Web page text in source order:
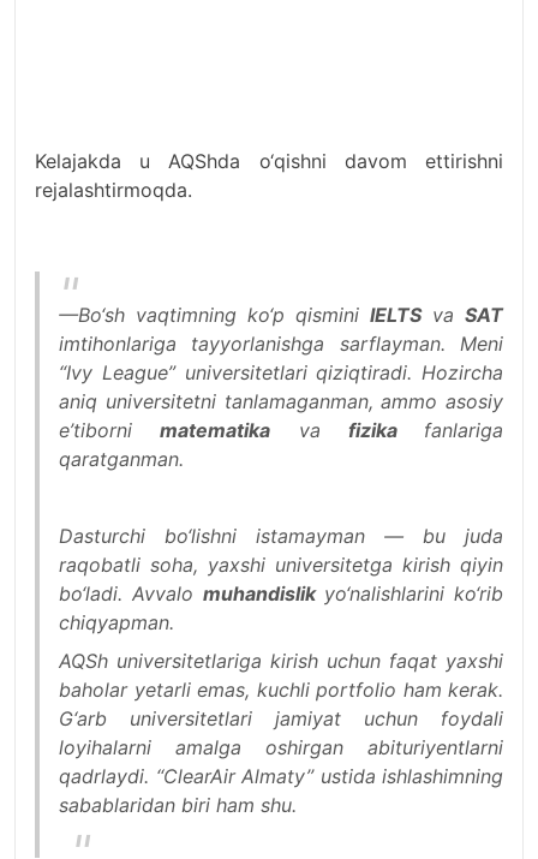
Kelajakda u AQShda o‘qishni davom ettirishni
rejalashtirmoqda.
—Bo‘sh vaqtimning ko‘p qismini IELTSva SAT
imtihonlariga tayyorlanishga sarflayman. Meni
“Ivy League” universitetlari qiziqtiradi. Hozircha
aniq universitetni tanlamaganman, ammo asosiy
e’tibornimatematika va fizika fanlariga
qaratganman.
Dasturchi bo‘lishni istamayman — bu juda
raqobatli soha, yaxshi universitetga kirish qiyin
bo‘ladi. Avvalo muhandislikyo‘nalishlarini ko‘rib
chiqyapman.
AQSh universitetlariga kirish uchun faqat yaxshi
baholar yetarli emas, kuchli portfolio ham kerak.
G‘arb universitetlari jamiyat uchun foydali
loyihalarni amalga oshirgan abituriyentlarni
qadrlaydi. ‘‘ClearAir Almaty’’ ustida ishlashimning
sabablaridan biri ham shu.